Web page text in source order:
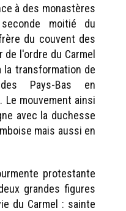
à des monastères
moitié du
du couvent des
de l'ordre du Carmel
la transformation de
Pays-Bas en
Le mouvement ainsi
avec la duchesse
mais aussi en
protestante
grandes figures
du Carmel : sainte